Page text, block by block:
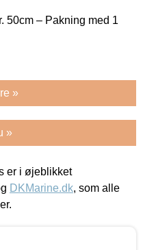
– Pakning med 1
»
»
er i øjeblikket
DKMarine.dk, som alle